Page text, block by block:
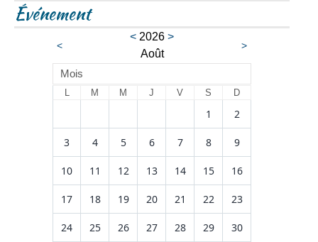
Événement
<
< 2026 >
Août
>
Mois
L M M J V S D
1 2
3 4 5 6 7 8 9
10 11 12 13 14 15 16
17 18 19 20 21 22 23
24 25 26 27 28 29 30